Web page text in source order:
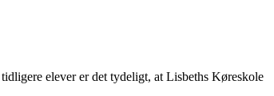
elever er det tydeligt, at Lisbeths Køreskole